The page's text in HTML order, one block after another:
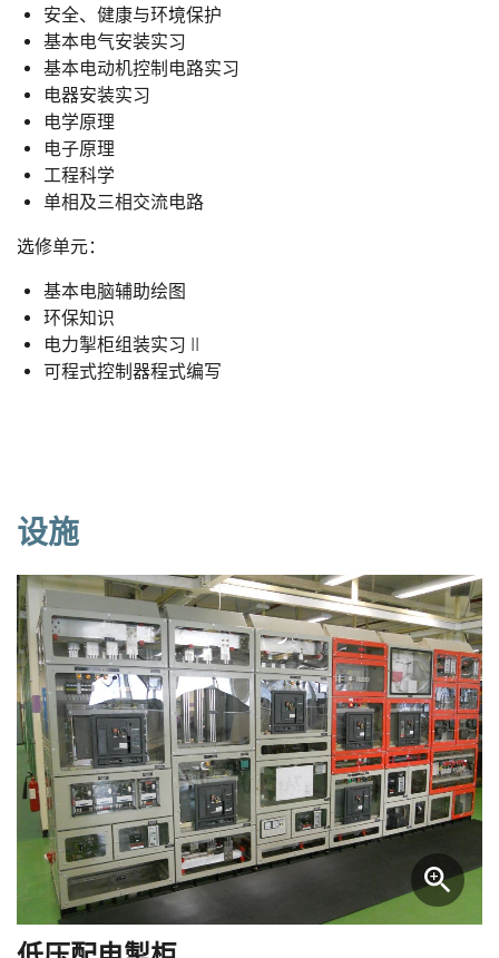
安全、健康与环境保护
基本电气安装实习
基本电动机控制电路实习
电器安装实习
电学原理
电子原理
工程科学
单相及三相交流电路
选修单元：
基本电脑辅助绘图
环保知识
电力掣柜组装实习 II
可程式控制器程式编写
设施